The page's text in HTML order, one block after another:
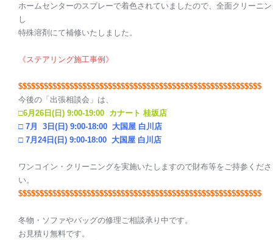
ホームセンターのスプレーで着色されていましたので、全面クリーニ
し
特殊溶剤にて補修いたしました。
《ステアリング施工事例》
$$$$$$$$$$$$$$$$$$$$$$$$$$$$$$$$$$$$$$$$$$$$$$$$$$$$$$$$$
今後の「出張相談会」は、
□6月26日(日) 9:00-19:00 カナート 桂坂店
□ 7月 3日(日) 9:00-18:00 大国屋 白川店
□ 7月24日(日) 9:00-18:00 大国屋 白川店
ワンコイン・クリーニングを実施いたしますので財布等をご持参くださ
い。
$$$$$$$$$$$$$$$$$$$$$$$$$$$$$$$$$$$$$$$$$$$$$$$$$$$$$$$$$
冬物・ソファやバッグの修理ご相談承り中です。
お見積り無料です。